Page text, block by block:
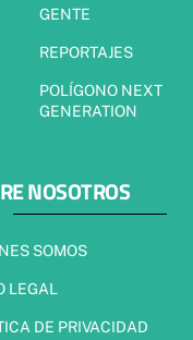
GENTE
REPORTAJES
POLÍGONO NEXT
GENERATION
NOSOTROS
SOMOS
LEGAL
DE PRIVACIDAD